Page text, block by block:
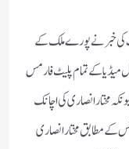
کی خبر نے پورے ملک کے
میڈیا کے تمام پلیٹ فارمس
مختار انصاری کی اچانک
کے مطابق مختار انصاری